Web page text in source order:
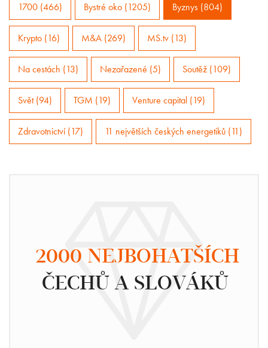
1700 (466) Bystré oko (1205) Byznys (804)
Krypto (16) M&A (269) MS.tv (13)
Na cestách (13) Nezařazené (5) Soutěž (109)
Svět (94) TGM (19) Venture capital (19)
Zdravotnictví (17) 11 největších českých energetiků (11)
2000 NEJBOHATŠÍCH
ČECHŮ A SLOVÁKŮ